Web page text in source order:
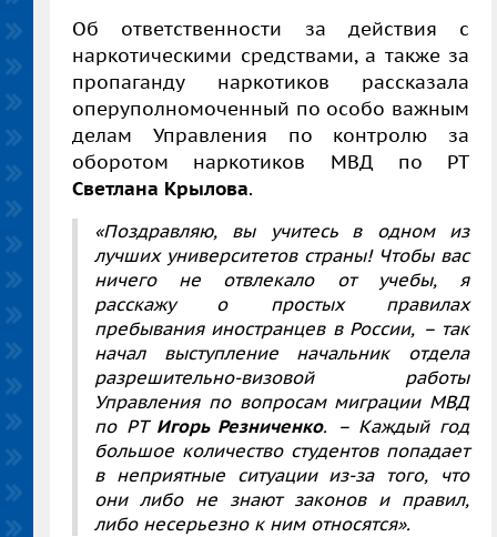
Об ответственности за действия с
наркотическими средствами, а также за
пропаганду наркотиков рассказала
оперуполномоченный по особо важным
делам Управления по контролю за
оборотом наркотиков МВД по РТ
Светлана Крылова.
«Поздравляю, вы учитесь в одном из
лучших университетов страны! Чтобы вас
ничего не отвлекало от учебы, я
расскажу о простых правилах
пребывания иностранцев в России, – так
начал выступление начальник отдела
разрешительно-визовой работы
Управления по вопросам миграции МВД
по РТ Игорь Резниченко. – Каждый год
большое количество студентов попадает
в неприятные ситуации из-за того, что
они либо не знают законов и правил,
либо несерьезно к ним относятся».